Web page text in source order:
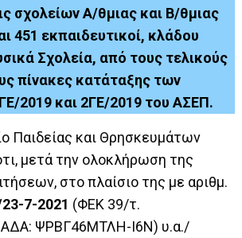
σχολείων Α/θμιας και Β/θμιας
451 εκπαιδευτικοί, κλάδου
Σχολεία, από τους τελικούς
πίνακες κατάταξης των
2019 και 2ΓΕ/2019 του ΑΣΕΠ.
Παιδείας και Θρησκευμάτων
μετά την ολοκλήρωση της
στο πλαίσιο της με αριθμ.
7-2021 (ΦΕΚ 39/τ.
ΨΡΒΓ46ΜΤΛΗ-Ι6Ν) υ.α./